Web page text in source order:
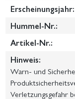
Erscheinungsjahr:
Hummel-Nr.:
Artikel-Nr.:
Hinweis:
Warn- und
Verletzungsgefahr